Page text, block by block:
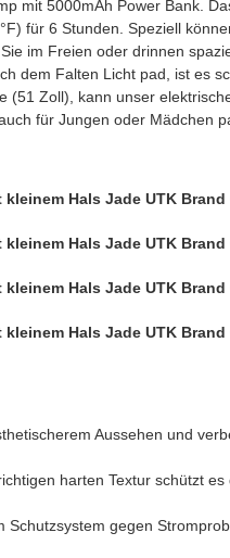
mit 5000mAh Power Bank.
für 6 Stunden. Speziell
im Freien oder drinnen
dem Falten Licht pad, ist es
(51 Zoll), kann unser
für Jungen oder Mädchen
Aussehen und
harten Textur schützt
gegen